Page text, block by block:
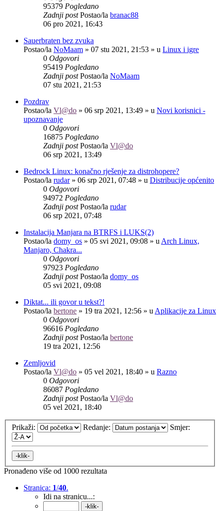
95379 Pogledano
Zadnji postPostao/la branac88
06 pro 2021, 16:43
Sauerbraten bez zvuka
Postao/la NoMaam » 07 stu 2021, 21:53 » u Linux i igre
0 Odgovori
95419 Pogledano
Zadnji postPostao/la NoMaam
07 stu 2021, 21:53
Pozdrav
Postao/la Vl@do » 06 srp 2021, 13:49 » u Novi korisnici -
upoznavanje
0 Odgovori
16875 Pogledano
Zadnji postPostao/la Vl@do
06 srp 2021, 13:49
Bedrock Linux: konačno rješenje za distrohopere?
Postao/la rudar» 06 srp 2021, 07:48 » u Distribucije općenito
0 Odgovori
94972 Pogledano
Zadnji postPostao/la rudar
06 srp 2021, 07:48
Instalacija Manjara na BTRFS i LUKS(2)
Postao/la domy_os » 05 svi 2021, 09:08 » u Arch Linux,
Manjaro, Chakra...
0 Odgovori
97923 Pogledano
Zadnji postPostao/la domy_os
05 svi 2021, 09:08
Diktat... ili govor u tekst?!
Postao/la bertone » 19 tra 2021, 12:56 » u Aplikacije za Linux
0 Odgovori
96616 Pogledano
Zadnji postPostao/la bertone
19 tra 2021, 12:56
Zemljovid
Postao/la Vl@do » 05 vel 2021, 18:40 » u Razno
0 Odgovori
86087 Pogledano
Zadnji postPostao/la Vl@do
05 vel 2021, 18:40
Prikaži: Redanje: Smjer:
Pronađeno više od 1000 rezultata
Stranica: 1/40.
Idi na stranicu...: